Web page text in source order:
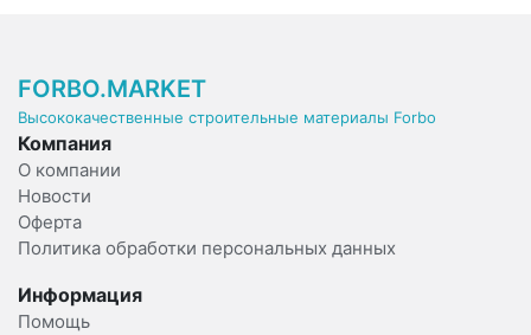
FORBO.MARKET
Высококачественные строительные материалы Forbo
Компания
О компании
Новости
Оферта
Политика обработки персональных данных
Информация
Помощь